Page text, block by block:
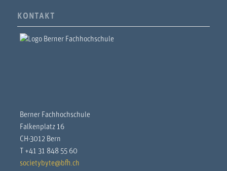
KONTAKT
Berner Fachhochschule
Falkenplatz 16
CH-3012 Bern
T +41 31 848 55 60
societybyte@bfh.ch